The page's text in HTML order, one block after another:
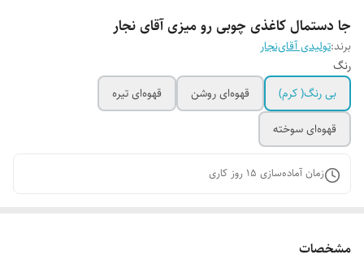
جا دستمال کاغذی چوبی رو میزی آقای نجار
برند:تولیدی آقای‌نجار
رنگ
بی رنگ( کرم)
قهوه‌ای روشن
قهوه‌ای تیره
قهوه‌ای سوخته
زمان آماده‌سازی 15 روز کاری
مشخصات